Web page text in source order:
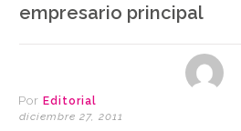
empresario principal
Por Editorial
diciembre 27, 2011